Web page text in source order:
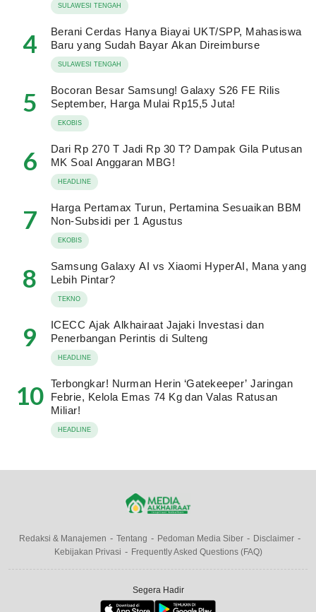
SULAWESI TENGAH
4
Berani Cerdas Hanya Biayai UKT/SPP, Mahasiswa
Baru yang Sudah Bayar Akan Direimburse
SULAWESI TENGAH
5
Bocoran Besar Samsung! Galaxy S26 FE Rilis
September, Harga Mulai Rp15,5 Juta!
EKOBIS
6
Dari Rp 270 T Jadi Rp 30 T? Dampak Gila Putusan
MK Soal Anggaran MBG!
HEADLINE
7
Harga Pertamax Turun, Pertamina Sesuaikan BBM
Non-Subsidi per 1 Agustus
EKOBIS
8
Samsung Galaxy AI vs Xiaomi HyperAI, Mana yang
Lebih Pintar?
TEKNO
9
ICECC Ajak Alkhairaat Jajaki Investasi dan
Penerbangan Perintis di Sulteng
HEADLINE
10 Terbongkar! Nurman Herin ‘Gatekeeper’ Jaringan
Febrie, Kelola Emas 74 Kg dan Valas Ratusan
Miliar!
HEADLINE
Redaksi & Manajemen Tentang Pedoman Media Siber
Disclaimer
Kebijakan Privasi
Frequently Asked Questions (FAQ)
Segera Hadir